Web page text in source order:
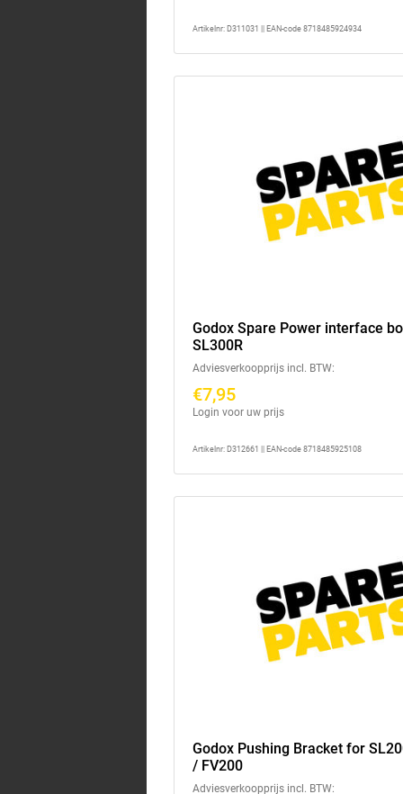
Artikelnr: D311031 || EAN-code 8718485924934
Godox Spare Power interface
SL300R
Adviesverkoopprijs incl. BTW:
€7,95
Login voor uw prijs
Artikelnr: D312661 || EAN-code 8718485925108
Godox Pushing Bracket for
/ FV200
Adviesverkoopprijs incl. BTW: